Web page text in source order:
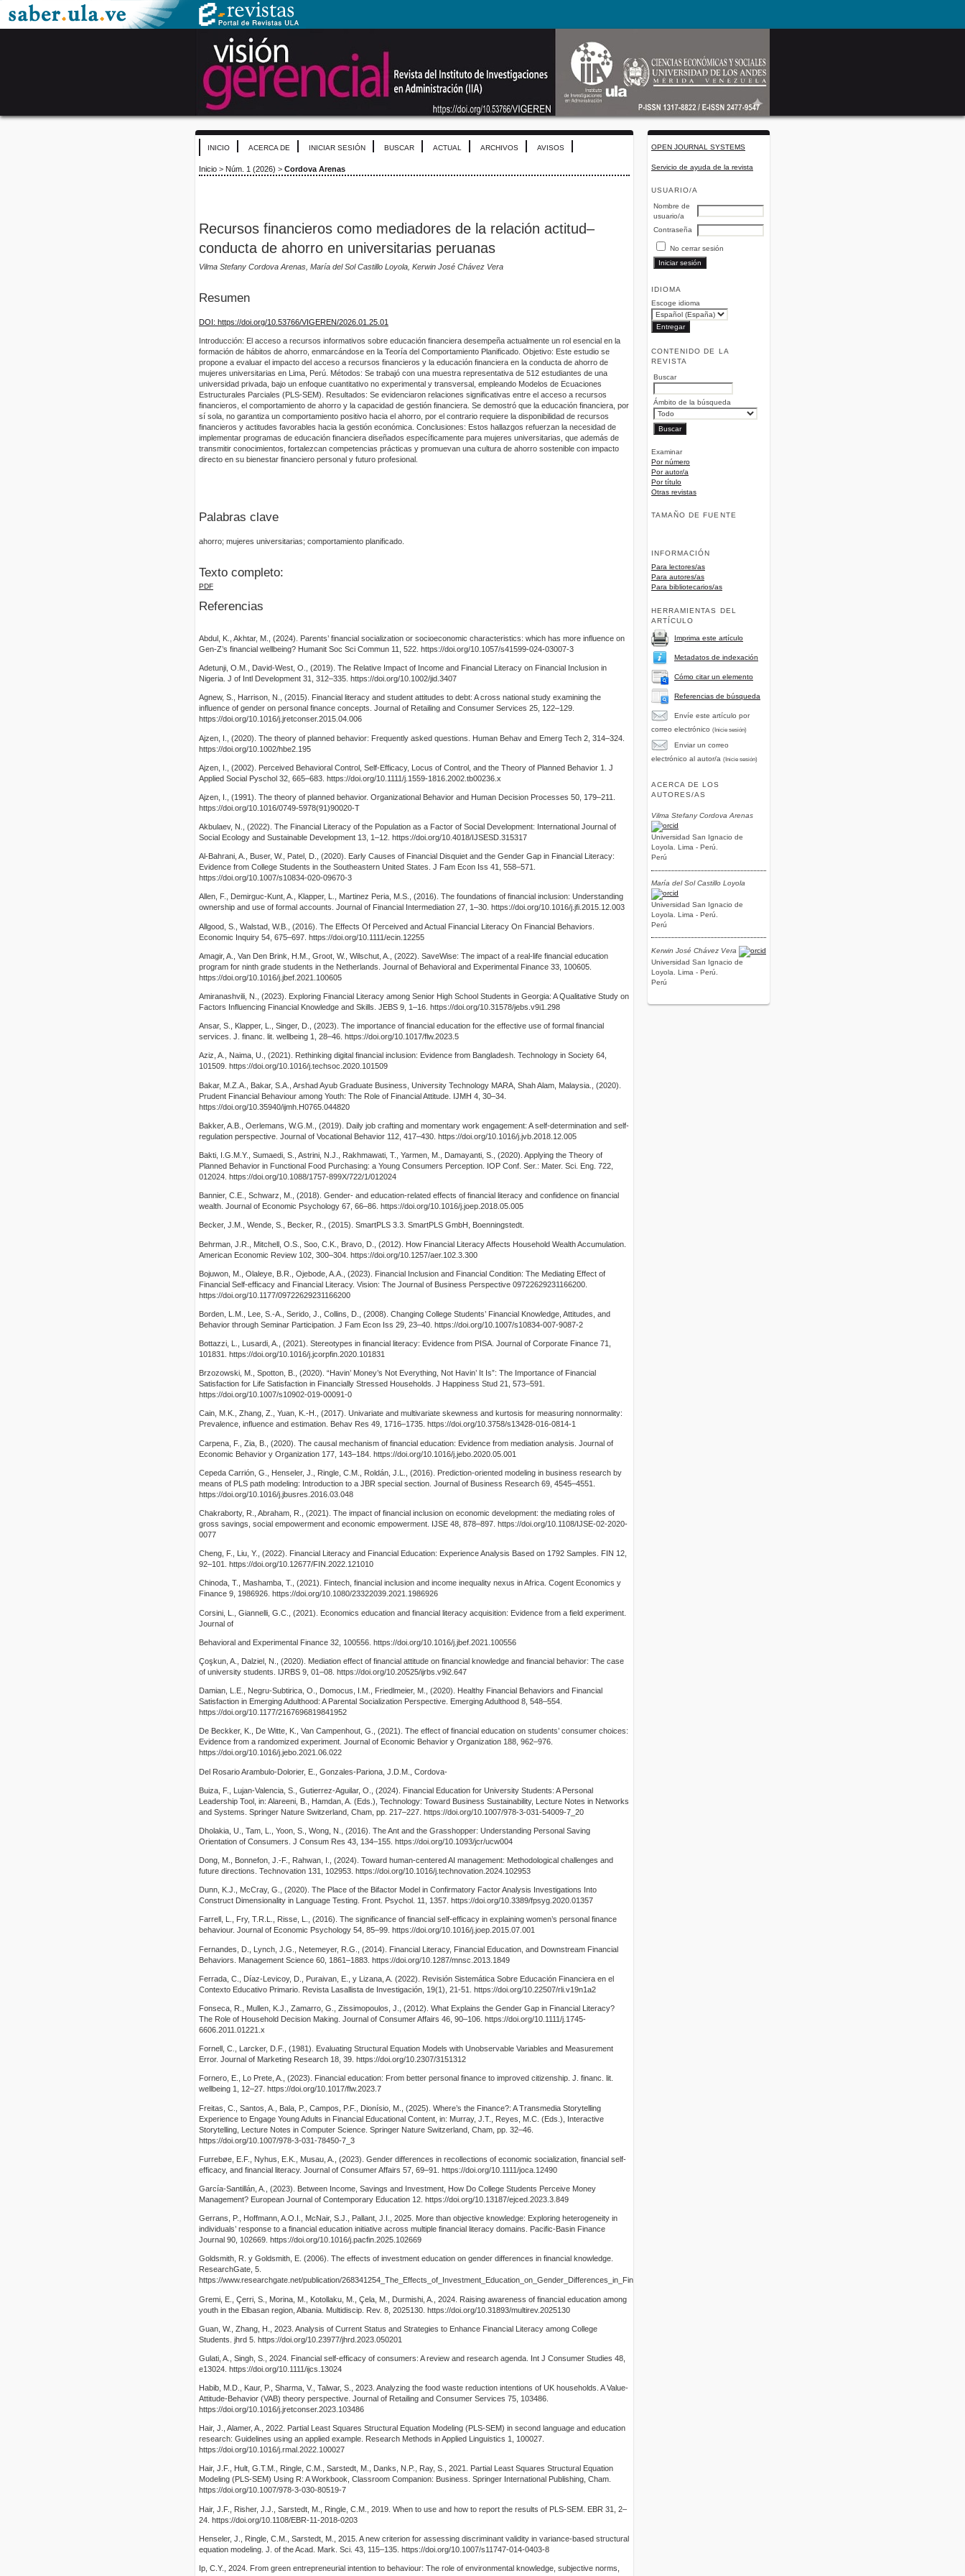
OPEN JOURNAL SYSTEMS
Servicio de ayuda de la revista
USUARIO/A
Nombre de
usuario/a
Contraseña
No cerrar sesión
IDIOMA
Escoge idioma
CONTENIDO DE LA
REVISTA
Buscar
Ámbito de la búsqueda
Examinar
Por número
Por autor/a
Por título
Otras revistas
TAMAÑO DE FUENTE
INFORMACIÓN
Para lectores/as
Para autores/as
Para bibliotecarios/as
HERRAMIENTAS DEL
ARTÍCULO
Imprima este artículo
Metadatos de indexación
Cómo citar un elemento
Referencias de búsqueda
Envíe este artículo por
correo electrónico (Inicie sesión)
Enviar un correo
electrónico al autor/a (Inicie sesión)
ACERCA DE LOS
AUTORES/AS
Vilma Stefany Cordova Arenas
Universidad San Ignacio de
Loyola. Lima - Perú.
Perú
María del Sol Castillo Loyola
Universidad San Ignacio de
Loyola. Lima - Perú.
Perú
Kerwin José Chávez Vera
Universidad San Ignacio de
Loyola. Lima - Perú.
Perú
INICIO ACERCA DE INICIAR SESIÓN BUSCAR ACTUAL ARCHIVOS AVISOS
Inicio > Núm. 1 (2026) > Cordova Arenas
Recursos financieros como mediadores de la relación actitud–
conducta de ahorro en universitarias peruanas
Vilma Stefany Cordova Arenas, María del Sol Castillo Loyola, Kerwin José Chávez Vera
Resumen
DOI: https://doi.org/10.53766/VIGEREN/2026.01.25.01
Introducción: El acceso a recursos informativos sobre educación financiera desempeña actualmente un rol esencial en la
formación de hábitos de ahorro, enmarcándose en la Teoría del Comportamiento Planificado. Objetivo: Este estudio se
propone a evaluar el impacto del acceso a recursos financieros y la educación financiera en la conducta de ahorro de
mujeres universitarias en Lima, Perú. Métodos: Se trabajó con una muestra representativa de 512 estudiantes de una
universidad privada, bajo un enfoque cuantitativo no experimental y transversal, empleando Modelos de Ecuaciones
Estructurales Parciales (PLS-SEM). Resultados: Se evidenciaron relaciones significativas entre el acceso a recursos
financieros, el comportamiento de ahorro y la capacidad de gestión financiera. Se demostró que la educación financiera, por
sí sola, no garantiza un comportamiento positivo hacia el ahorro, por el contrario requiere la disponibilidad de recursos
financieros y actitudes favorables hacia la gestión económica. Conclusiones: Estos hallazgos refuerzan la necesidad de
implementar programas de educación financiera diseñados específicamente para mujeres universitarias, que además de
transmitir conocimientos, fortalezcan competencias prácticas y promuevan una cultura de ahorro sostenible con impacto
directo en su bienestar financiero personal y futuro profesional.
Palabras clave
ahorro; mujeres universitarias; comportamiento planificado.
Texto completo:
PDF
Referencias
Abdul, K., Akhtar, M., (2024). Parents’ financial socialization or socioeconomic characteristics: which has more influence on
Gen-Z’s financial wellbeing? Humanit Soc Sci Commun 11, 522. https://doi.org/10.1057/s41599-024-03007-3
Adetunji, O.M., David‐West, O., (2019). The Relative Impact of Income and Financial Literacy on Financial Inclusion in
Nigeria. J of Intl Development 31, 312–335. https://doi.org/10.1002/jid.3407
Agnew, S., Harrison, N., (2015). Financial literacy and student attitudes to debt: A cross national study examining the
influence of gender on personal finance concepts. Journal of Retailing and Consumer Services 25, 122–129.
https://doi.org/10.1016/j.jretconser.2015.04.006
Ajzen, I., (2020). The theory of planned behavior: Frequently asked questions. Human Behav and Emerg Tech 2, 314–324.
https://doi.org/10.1002/hbe2.195
Ajzen, I., (2002). Perceived Behavioral Control, Self‐Efficacy, Locus of Control, and the Theory of Planned Behavior 1. J
Applied Social Pyschol 32, 665–683. https://doi.org/10.1111/j.1559-1816.2002.tb00236.x
Ajzen, I., (1991). The theory of planned behavior. Organizational Behavior and Human Decision Processes 50, 179–211.
https://doi.org/10.1016/0749-5978(91)90020-T
Akbulaev, N., (2022). The Financial Literacy of the Population as a Factor of Social Development: International Journal of
Social Ecology and Sustainable Development 13, 1–12. https://doi.org/10.4018/IJSESD.315317
Al-Bahrani, A., Buser, W., Patel, D., (2020). Early Causes of Financial Disquiet and the Gender Gap in Financial Literacy:
Evidence from College Students in the Southeastern United States. J Fam Econ Iss 41, 558–571.
https://doi.org/10.1007/s10834-020-09670-3
Allen, F., Demirguc-Kunt, A., Klapper, L., Martinez Peria, M.S., (2016). The foundations of financial inclusion: Understanding
ownership and use of formal accounts. Journal of Financial Intermediation 27, 1–30. https://doi.org/10.1016/j.jfi.2015.12.003
Allgood, S., Walstad, W.B., (2016). The Effects Of Perceived and Actual Financial Literacy On Financial Behaviors.
Economic Inquiry 54, 675–697. https://doi.org/10.1111/ecin.12255
Amagir, A., Van Den Brink, H.M., Groot, W., Wilschut, A., (2022). SaveWise: The impact of a real-life financial education
program for ninth grade students in the Netherlands. Journal of Behavioral and Experimental Finance 33, 100605.
https://doi.org/10.1016/j.jbef.2021.100605
Amiranashvili, N., (2023). Exploring Financial Literacy among Senior High School Students in Georgia: A Qualitative Study on
Factors Influencing Financial Knowledge and Skills. JEBS 9, 1–16. https://doi.org/10.31578/jebs.v9i1.298
Ansar, S., Klapper, L., Singer, D., (2023). The importance of financial education for the effective use of formal financial
services. J. financ. lit. wellbeing 1, 28–46. https://doi.org/10.1017/flw.2023.5
Aziz, A., Naima, U., (2021). Rethinking digital financial inclusion: Evidence from Bangladesh. Technology in Society 64,
101509. https://doi.org/10.1016/j.techsoc.2020.101509
Bakar, M.Z.A., Bakar, S.A., Arshad Ayub Graduate Business, University Technology MARA, Shah Alam, Malaysia., (2020).
Prudent Financial Behaviour among Youth: The Role of Financial Attitude. IJMH 4, 30–34.
https://doi.org/10.35940/ijmh.H0765.044820
Bakker, A.B., Oerlemans, W.G.M., (2019). Daily job crafting and momentary work engagement: A self-determination and self-
regulation perspective. Journal of Vocational Behavior 112, 417–430. https://doi.org/10.1016/j.jvb.2018.12.005
Bakti, I.G.M.Y., Sumaedi, S., Astrini, N.J., Rakhmawati, T., Yarmen, M., Damayanti, S., (2020). Applying the Theory of
Planned Behavior in Functional Food Purchasing: a Young Consumers Perception. IOP Conf. Ser.: Mater. Sci. Eng. 722,
012024. https://doi.org/10.1088/1757-899X/722/1/012024
Bannier, C.E., Schwarz, M., (2018). Gender- and education-related effects of financial literacy and confidence on financial
wealth. Journal of Economic Psychology 67, 66–86. https://doi.org/10.1016/j.joep.2018.05.005
Becker, J.M., Wende, S., Becker, R., (2015). SmartPLS 3.3. SmartPLS GmbH, Boenningstedt.
Behrman, J.R., Mitchell, O.S., Soo, C.K., Bravo, D., (2012). How Financial Literacy Affects Household Wealth Accumulation.
American Economic Review 102, 300–304. https://doi.org/10.1257/aer.102.3.300
Bojuwon, M., Olaleye, B.R., Ojebode, A.A., (2023). Financial Inclusion and Financial Condition: The Mediating Effect of
Financial Self-efficacy and Financial Literacy. Vision: The Journal of Business Perspective 09722629231166200.
https://doi.org/10.1177/09722629231166200
Borden, L.M., Lee, S.-A., Serido, J., Collins, D., (2008). Changing College Students’ Financial Knowledge, Attitudes, and
Behavior through Seminar Participation. J Fam Econ Iss 29, 23–40. https://doi.org/10.1007/s10834-007-9087-2
Bottazzi, L., Lusardi, A., (2021). Stereotypes in financial literacy: Evidence from PISA. Journal of Corporate Finance 71,
101831. https://doi.org/10.1016/j.jcorpfin.2020.101831
Brzozowski, M., Spotton, B., (2020). “Havin’ Money’s Not Everything, Not Havin’ It Is”: The Importance of Financial
Satisfaction for Life Satisfaction in Financially Stressed Households. J Happiness Stud 21, 573–591.
https://doi.org/10.1007/s10902-019-00091-0
Cain, M.K., Zhang, Z., Yuan, K.-H., (2017). Univariate and multivariate skewness and kurtosis for measuring nonnormality:
Prevalence, influence and estimation. Behav Res 49, 1716–1735. https://doi.org/10.3758/s13428-016-0814-1
Carpena, F., Zia, B., (2020). The causal mechanism of financial education: Evidence from mediation analysis. Journal of
Economic Behavior y Organization 177, 143–184. https://doi.org/10.1016/j.jebo.2020.05.001
Cepeda Carrión, G., Henseler, J., Ringle, C.M., Roldán, J.L., (2016). Prediction-oriented modeling in business research by
means of PLS path modeling: Introduction to a JBR special section. Journal of Business Research 69, 4545–4551.
https://doi.org/10.1016/j.jbusres.2016.03.048
Chakraborty, R., Abraham, R., (2021). The impact of financial inclusion on economic development: the mediating roles of
gross savings, social empowerment and economic empowerment. IJSE 48, 878–897. https://doi.org/10.1108/IJSE-02-2020-
0077
Cheng, F., Liu, Y., (2022). Financial Literacy and Financial Education: Experience Analysis Based on 1792 Samples. FIN 12,
92–101. https://doi.org/10.12677/FIN.2022.121010
Chinoda, T., Mashamba, T., (2021). Fintech, financial inclusion and income inequality nexus in Africa. Cogent Economics y
Finance 9, 1986926. https://doi.org/10.1080/23322039.2021.1986926
Corsini, L., Giannelli, G.C., (2021). Economics education and financial literacy acquisition: Evidence from a field experiment.
Journal of
Behavioral and Experimental Finance 32, 100556. https://doi.org/10.1016/j.jbef.2021.100556
Çoşkun, A., Dalziel, N., (2020). Mediation effect of financial attitude on financial knowledge and financial behavior: The case
of university students. IJRBS 9, 01–08. https://doi.org/10.20525/ijrbs.v9i2.647
Damian, L.E., Negru-Subtirica, O., Domocus, I.M., Friedlmeier, M., (2020). Healthy Financial Behaviors and Financial
Satisfaction in Emerging Adulthood: A Parental Socialization Perspective. Emerging Adulthood 8, 548–554.
https://doi.org/10.1177/2167696819841952
De Beckker, K., De Witte, K., Van Campenhout, G., (2021). The effect of financial education on students’ consumer choices:
Evidence from a randomized experiment. Journal of Economic Behavior y Organization 188, 962–976.
https://doi.org/10.1016/j.jebo.2021.06.022
Del Rosario Arambulo-Dolorier, E., Gonzales-Pariona, J.D.M., Cordova-
Buiza, F., Lujan-Valencia, S., Gutierrez-Aguilar, O., (2024). Financial Education for University Students: A Personal
Leadership Tool, in: Alareeni, B., Hamdan, A. (Eds.), Technology: Toward Business Sustainability, Lecture Notes in Networks
and Systems. Springer Nature Switzerland, Cham, pp. 217–227. https://doi.org/10.1007/978-3-031-54009-7_20
Dholakia, U., Tam, L., Yoon, S., Wong, N., (2016). The Ant and the Grasshopper: Understanding Personal Saving
Orientation of Consumers. J Consum Res 43, 134–155. https://doi.org/10.1093/jcr/ucw004
Dong, M., Bonnefon, J.-F., Rahwan, I., (2024). Toward human-centered AI management: Methodological challenges and
future directions. Technovation 131, 102953. https://doi.org/10.1016/j.technovation.2024.102953
Dunn, K.J., McCray, G., (2020). The Place of the Bifactor Model in Confirmatory Factor Analysis Investigations Into
Construct Dimensionality in Language Testing. Front. Psychol. 11, 1357. https://doi.org/10.3389/fpsyg.2020.01357
Farrell, L., Fry, T.R.L., Risse, L., (2016). The significance of financial self-efficacy in explaining women’s personal finance
behaviour. Journal of Economic Psychology 54, 85–99. https://doi.org/10.1016/j.joep.2015.07.001
Fernandes, D., Lynch, J.G., Netemeyer, R.G., (2014). Financial Literacy, Financial Education, and Downstream Financial
Behaviors. Management Science 60, 1861–1883. https://doi.org/10.1287/mnsc.2013.1849
Ferrada, C., Díaz-Levicoy, D., Puraivan, E., y Lizana, A. (2022). Revisión Sistemática Sobre Educación Financiera en el
Contexto Educativo Primario. Revista Lasallista de Investigación, 19(1), 21-51. https://doi.org/10.22507/rli.v19n1a2
Fonseca, R., Mullen, K.J., Zamarro, G., Zissimopoulos, J., (2012). What Explains the Gender Gap in Financial Literacy?
The Role of Household Decision Making. Journal of Consumer Affairs 46, 90–106. https://doi.org/10.1111/j.1745-
6606.2011.01221.x
Fornell, C., Larcker, D.F., (1981). Evaluating Structural Equation Models with Unobservable Variables and Measurement
Error. Journal of Marketing Research 18, 39. https://doi.org/10.2307/3151312
Fornero, E., Lo Prete, A., (2023). Financial education: From better personal finance to improved citizenship. J. financ. lit.
wellbeing 1, 12–27. https://doi.org/10.1017/flw.2023.7
Freitas, C., Santos, A., Bala, P., Campos, P.F., Dionísio, M., (2025). Where’s the Finance?: A Transmedia Storytelling
Experience to Engage Young Adults in Financial Educational Content, in: Murray, J.T., Reyes, M.C. (Eds.), Interactive
Storytelling, Lecture Notes in Computer Science. Springer Nature Switzerland, Cham, pp. 32–46.
https://doi.org/10.1007/978-3-031-78450-7_3
Furrebøe, E.F., Nyhus, E.K., Musau, A., (2023). Gender differences in recollections of economic socialization, financial self‐
efficacy, and financial literacy. Journal of Consumer Affairs 57, 69–91. https://doi.org/10.1111/joca.12490
García-Santillán, A., (2023). Between Income, Savings and Investment, How Do College Students Perceive Money
Management? European Journal of Contemporary Education 12. https://doi.org/10.13187/ejced.2023.3.849
Gerrans, P., Hoffmann, A.O.I., McNair, S.J., Pallant, J.I., 2025. More than objective knowledge: Exploring heterogeneity in
individuals’ response to a financial education initiative across multiple financial literacy domains. Pacific-Basin Finance
Journal 90, 102669. https://doi.org/10.1016/j.pacfin.2025.102669
Goldsmith, R. y Goldsmith, E. (2006). The effects of investment education on gender differences in financial knowledge.
ResearchGate, 5.
https://www.researchgate.net/publication/268341254_The_Effects_of_Investment_Education_on_Gender_Differences_in_Financial_Knowledge
Gremi, E., Çerri, S., Morina, M., Kotollaku, M., Çela, M., Durmishi, A., 2024. Raising awareness of financial education among
youth in the Elbasan region, Albania. Multidiscip. Rev. 8, 2025130. https://doi.org/10.31893/multirev.2025130
Guan, W., Zhang, H., 2023. Analysis of Current Status and Strategies to Enhance Financial Literacy among College
Students. jhrd 5. https://doi.org/10.23977/jhrd.2023.050201
Gulati, A., Singh, S., 2024. Financial self‐efficacy of consumers: A review and research agenda. Int J Consumer Studies 48,
e13024. https://doi.org/10.1111/ijcs.13024
Habib, M.D., Kaur, P., Sharma, V., Talwar, S., 2023. Analyzing the food waste reduction intentions of UK households. A Value-
Attitude-Behavior (VAB) theory perspective. Journal of Retailing and Consumer Services 75, 103486.
https://doi.org/10.1016/j.jretconser.2023.103486
Hair, J., Alamer, A., 2022. Partial Least Squares Structural Equation Modeling (PLS-SEM) in second language and education
research: Guidelines using an applied example. Research Methods in Applied Linguistics 1, 100027.
https://doi.org/10.1016/j.rmal.2022.100027
Hair, J.F., Hult, G.T.M., Ringle, C.M., Sarstedt, M., Danks, N.P., Ray, S., 2021. Partial Least Squares Structural Equation
Modeling (PLS-SEM) Using R: A Workbook, Classroom Companion: Business. Springer International Publishing, Cham.
https://doi.org/10.1007/978-3-030-80519-7
Hair, J.F., Risher, J.J., Sarstedt, M., Ringle, C.M., 2019. When to use and how to report the results of PLS-SEM. EBR 31, 2–
24. https://doi.org/10.1108/EBR-11-2018-0203
Henseler, J., Ringle, C.M., Sarstedt, M., 2015. A new criterion for assessing discriminant validity in variance-based structural
equation modeling. J. of the Acad. Mark. Sci. 43, 115–135. https://doi.org/10.1007/s11747-014-0403-8
Ip, C.Y., 2024. From green entrepreneurial intention to behaviour: The role of environmental knowledge, subjective norms,